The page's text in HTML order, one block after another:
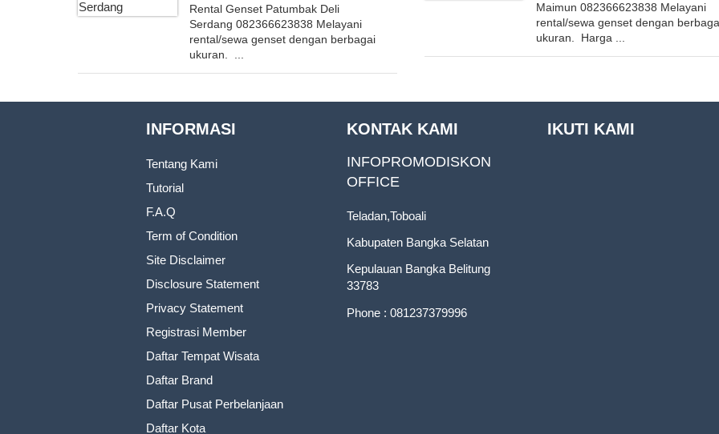
Rental Genset Patumbak Deli
Serdang 082366623838 Melayani
rental/sewa genset dengan berbagai
ukuran. ...
Maimun 082366623838 Melayani
rental/sewa genset dengan
ukuran. Harga ...
INFORMASI
Tentang Kami
Tutorial
F.A.Q
Term of Condition
Site Disclaimer
Disclosure Statement
Privacy Statement
Registrasi Member
Daftar Tempat Wisata
Daftar Brand
Daftar Pusat Perbelanjaan
Daftar Kota
KONTAK KAMI
INFOPROMODISKON
OFFICE
Teladan,Toboali
Kabupaten Bangka Selatan
Kepulauan Bangka Belitung
33783
Phone : 081237379996
IKUTI KAMI